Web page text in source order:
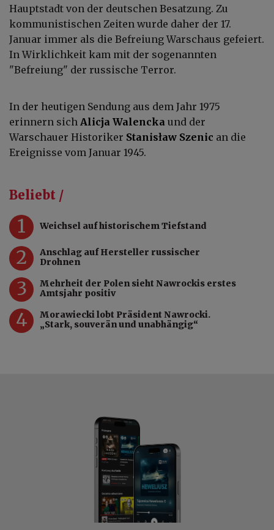
Hauptstadt von der deutschen Besatzung. Zu
kommunistischen Zeiten wurde daher der 17.
Januar immer als die Befreiung Warschaus gefeiert.
In Wirklichkeit kam mit der sogenannten
"Befreiung" der russische Terror.
In der heutigen Sendung aus dem Jahr 1975
erinnern sich Alicja Walencka und der
Warschauer Historiker Stanisław Szenic an die
Ereignisse vom Januar 1945.
Beliebt /
1 Weichsel auf historischem Tiefstand
2
Anschlag auf Hersteller russischer
Drohnen
3
Mehrheit der Polen sieht Nawrockis erstes
Amtsjahr positiv
4
Morawiecki lobt Präsident Nawrocki.
„Stark, souverän und unabhängig“